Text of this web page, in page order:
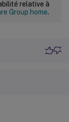
relative à
Group home.